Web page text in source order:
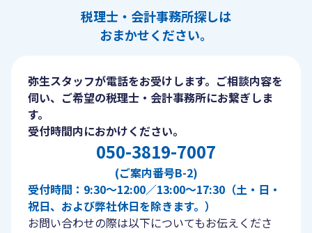
税理士・会計事務所探しは
おまかせください。
弥生スタッフが電話をお受けします。ご相談内容を
伺い、ご希望の税理士・会計事務所にお繋ぎしま
す。
受付時間内におかけください。
050-3819-7007
(ご案内番号B-2)
受付時間：9:30〜12:00／13:00〜17:30（土・日・
祝日、および弊社休日を除きます。）
お問い合わせの際は以下についてもお伝えくださ